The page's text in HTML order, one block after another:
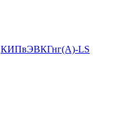
КИПвЭВКГнг(А)-LS